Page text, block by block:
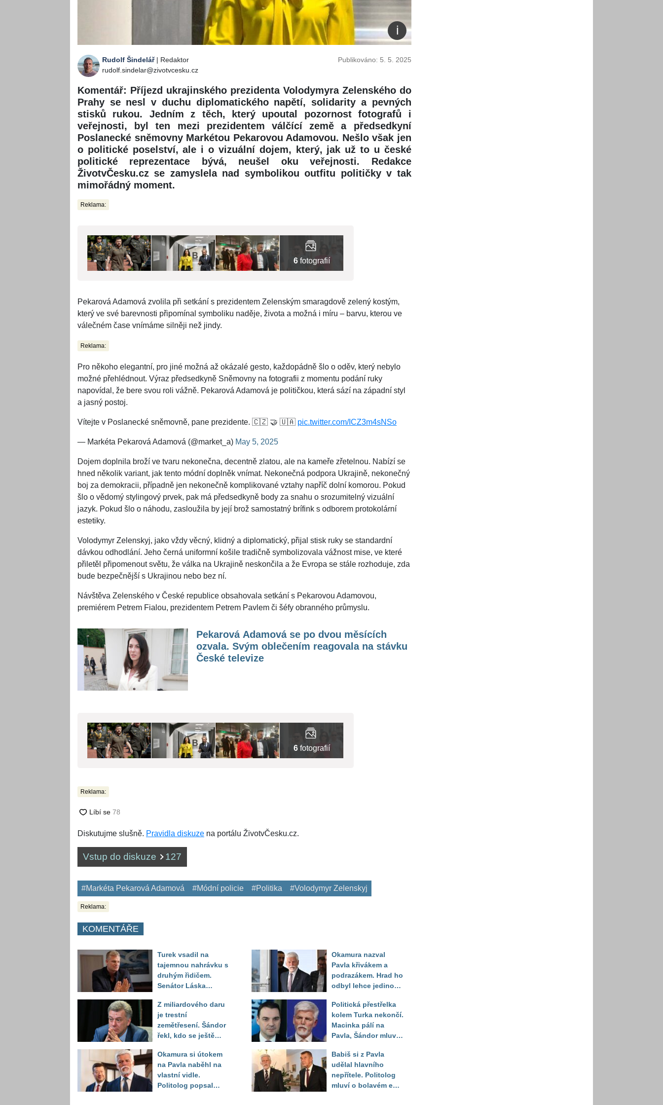
Rudolf Šindelář| Redaktor
rudolf.sindelar@zivotvcesku.cz
Publikováno: 5. 5. 2025
Komentář: Příjezd ukrajinského prezidenta Volodymyra Zelenského do
Prahy se nesl v duchu diplomatického napětí, solidarity a pevných
stisků rukou. Jedním z těch, který upoutal pozornost fotografů i
veřejnosti, byl ten mezi prezidentem válčící země a předsedkyní
Poslanecké sněmovny Markétou Pekarovou Adamovou. Nešlo však jen
o politické poselství, ale i o vizuální dojem, který, jak už to u české
politické reprezentace bývá, neušel oku veřejnosti. Redakce
ŽivotvČesku.cz se zamyslela nad symbolikou outfitu političky v tak
mimořádný moment.
Reklama:
6fotografií
Pekarová Adamová zvolila při setkání s prezidentem Zelenským smaragdově zelený kostým,
který ve své barevnosti připomínal symboliku naděje, života a možná i míru – barvu, kterou ve
válečném čase vnímáme silněji než jindy.
Reklama:
Pro někoho elegantní, pro jiné možná až okázalé gesto, každopádně šlo o oděv, který nebylo
možné přehlédnout. Výraz předsedkyně Sněmovny na fotografii z momentu podání ruky
napovídal, že bere svou roli vážně. Pekarová Adamová je političkou, která sází na západní styl
a jasný postoj.
Vítejte v Poslanecké sněmovně, pane prezidente. 🇨🇿 🤝 🇺🇦 pic.twitter.com/ICZ3m4sNSo
— Markéta Pekarová Adamová (@market_a) May 5, 2025
Dojem doplnila broží ve tvaru nekonečna, decentně zlatou, ale na kameře zřetelnou. Nabízí se
hned několik variant, jak tento módní doplněk vnímat. Nekonečná podpora Ukrajině, nekonečný
boj za demokracii, případně jen nekonečně komplikované vztahy napříč dolní komorou. Pokud
šlo o vědomý stylingový prvek, pak má předsedkyně body za snahu o srozumitelný vizuální
jazyk. Pokud šlo o náhodu, zasloužila by její brož samostatný brífink s odborem protokolární
estetiky.
Volodymyr Zelenskyj, jako vždy věcný, klidný a diplomatický, přijal stisk ruky se standardní
dávkou odhodlání. Jeho černá uniformní košile tradičně symbolizovala vážnost mise, ve které
přiletěl připomenout světu, že válka na Ukrajině neskončila a že Evropa se stále rozhoduje, zda
bude bezpečnější s Ukrajinou nebo bez ní.
Návštěva Zelenského v České republice obsahovala setkání s Pekarovou Adamovou,
premiérem Petrem Fialou, prezidentem Petrem Pavlem či šéfy obranného průmyslu.
Pekarová Adamová se po dvou měsících
ozvala. Svým oblečením reagovala na stávku
České televize
6fotografií
Reklama:
Diskutujme slušně. Pravidla diskuze na portálu ŽivotvČesku.cz.
Vstup do diskuze 127
#Markéta Pekarová Adamová #Módní policie #Politika #Volodymyr Zelenskyj
Reklama:
KOMENTÁŘE
Turek vsadil na
tajemnou nahrávku s
druhým řidičem.
Senátor Láska
může celý příběh
otočit
Z miliardového daru
je trestní
zemětřesení. Šándor
řekl, kdo se ještě
Okamura si útokem
na Pavla naběhl na
vlastní vidle.
Politolog popsal
Okamura nazval
Pavla křivákem a
podrazákem. Hrad ho
odbyl lehce jedinou
vysvětlil proč
Politická přestřelka
kolem Turka nekončí.
Macinka pálí na
Pavla, Šándor mluví
poplatníkovi
Babiš si z Pavla
udělal hlavního
nepřítele. Politolog
mluví o bolavém egu